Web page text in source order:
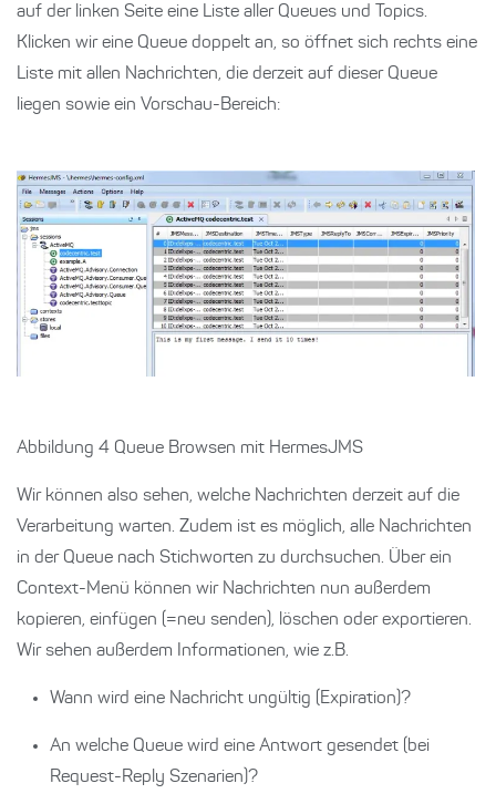
auf der linken Seite eine Liste aller Queues und Topics.
Klicken wir eine Queue doppelt an, so öffnet sich rechts eine
Liste mit allen Nachrichten, die derzeit auf dieser Queue
liegen sowie ein Vorschau-Bereich:
Abbildung 4 Queue Browsen mit HermesJMS
Wir können also sehen, welche Nachrichten derzeit auf die
Verarbeitung warten. Zudem ist es möglich, alle Nachrichten
in der Queue nach Stichworten zu durchsuchen. Über ein
Context-Menü können wir Nachrichten nun außerdem
kopieren, einfügen (=neu senden), löschen oder exportieren.
Wir sehen außerdem Informationen, wie z.B.
Wann wird eine Nachricht ungültig (Expiration)?
An welche Queue wird eine Antwort gesendet (bei
Request-Reply Szenarien)?